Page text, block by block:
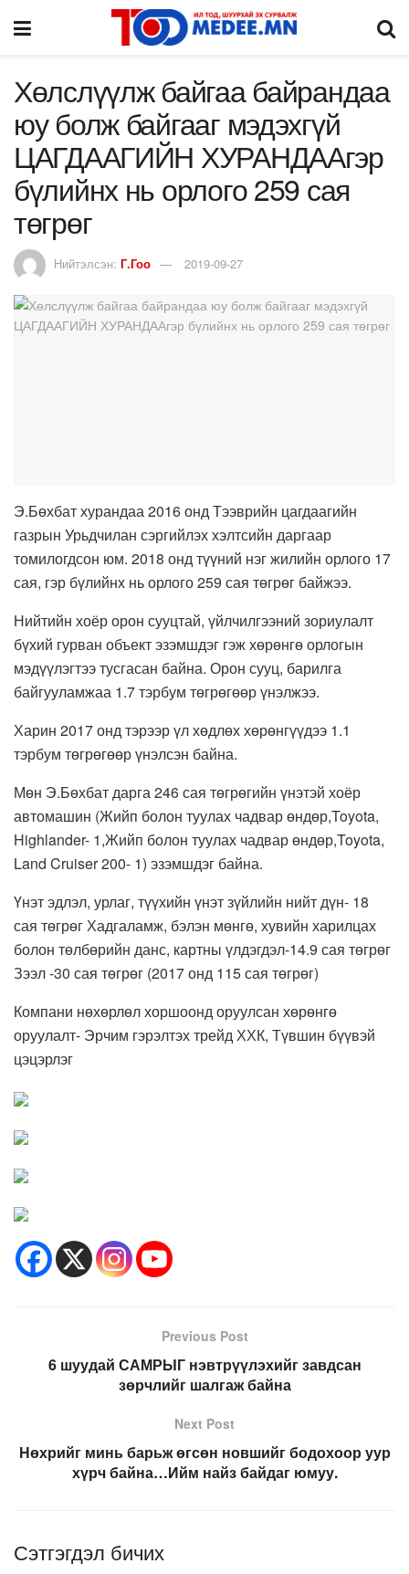
Хөлслүүлж байгаа байрандаа
юу болж байгааг мэдэхгүй
ЦАГДААГИЙН ХУРАНДААгэр
бүлийнх нь орлого 259 сая
төгрөг
Нийтэлсэн: Г.Гоо 2019-09-27
Э.Бөхбат хурандаа 2016 онд Тээврийн цагдаагийн
газрын Урьдчилан сэргийлэх хэлтсийн даргаар
томилогдсон юм. 2018 онд түүний нэг жилийн орлого 17
сая, гэр бүлийнх нь орлого 259 сая төгрөг байжээ.
Нийтийн хоёр орон сууцтай, үйлчилгээний зориулалт
бүхий гурван объект эзэмшдэг гэж хөрөнгө орлогын
мэдүүлэгтээ тусгасан байна. Орон сууц, барилга
байгууламжаа 1.7 тэрбум төгрөгөөр үнэлжээ.
Харин 2017 онд тэрээр үл хөдлөх хөрөнгүүдээ 1.1
тэрбум төгрөгөөр үнэлсэн байна.
Мөн Э.Бөхбат дарга 246 сая төгрөгийн үнэтэй хоёр
автомашин (Жийп болон туулах чадвар өндөр,Toyota,
Highlander- 1,Жийп болон туулах чадвар өндөр,Toyota,
Land Cruiser 200- 1) эзэмшдэг байна.
Үнэт эдлэл, урлаг, түүхийн үнэт зүйлийн нийт дүн- 18
сая төгрөг Хадгаламж, бэлэн мөнгө, хувийн харилцах
болон төлбөрийн данс, картны үлдэгдэл-14.9 сая төгрөг
Зээл -30 сая төгрөг (2017 онд 115 сая төгрөг)
Компани нөхөрлөл хоршоонд оруулсан хөрөнгө
оруулалт- Эрчим гэрэлтэх трейд ХХК, Түвшин бүүвэй
цэцэрлэг
Previous Post
6 шуудай САМРЫГ нэвтрүүлэхийг завдсан
зөрчлийг шалгаж байна
Next Post
Нөхрийг минь барьж өгсөн новшийг бодохоор уур
хүрч байна…Ийм найз байдаг юмуу.
Сэтгэгдэл бичих